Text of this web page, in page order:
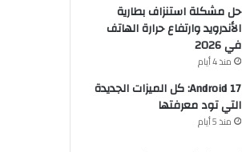
حل مشكلة استنزاف بطارية
الأندرويد وارتفاع حرارة الهاتف
في 2026
منذ 4 أيام
Android 17: كل الميزات الجديدة
التي تود معرفتها
منذ 5 أيام